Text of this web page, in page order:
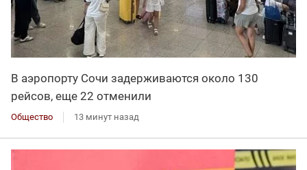
В аэропорту Сочи задерживаются около 130
рейсов, еще 22 отменили
Общество 13 минут назад